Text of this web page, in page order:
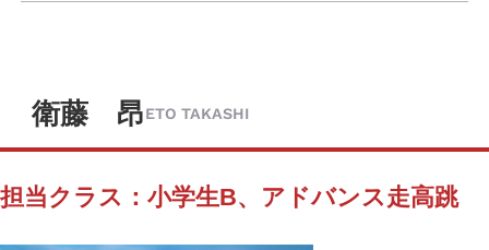
衛藤 昂ETO TAKASHI
担当クラス：小学生B、アドバンス走高跳